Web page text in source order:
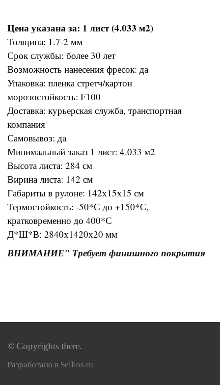
Цена указана за: 1 лист (4.033 м2)
Толщина: 1.7-2 мм
Срок службы: более 30 лет
Возможность нанесения фресок: да
Упаковка: пленка стретч/картон
морозостойкость: F100
Доставка: курьерская служба, транспортная
компания
Самовывоз: да
Минимальный заказ 1 лист: 4.033 м2
Высота листа: 284 см
Вирина листа: 142 см
Габариты в рулоне: 142х15х15 см
Термостойкость: -50*С до +150*С,
кратковременно до 400*С
Д*Ш*В: 2840х1420х20 мм
ВНИМАНИЕ" Требует финишного покрытия
© Copyrights there.
Разработано в Sellios.ru